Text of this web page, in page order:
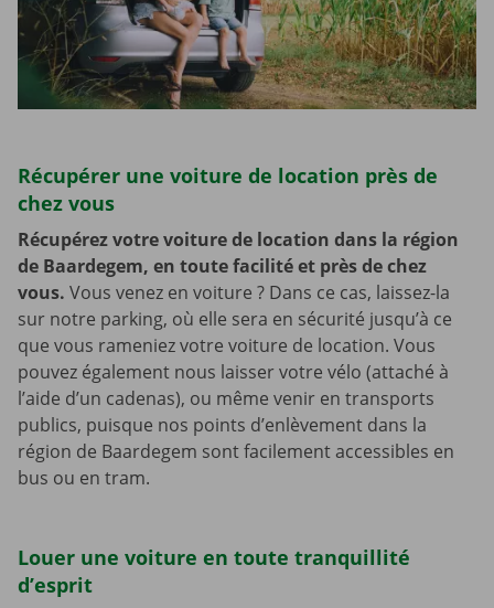
Récupérer une voiture de location près de
chez vous
Récupérez votre voiture de location dans la région
de Baardegem, en toute facilité et près de chez
vous. Vous venez en voiture ? Dans ce cas, laissez-la
sur notre parking, où elle sera en sécurité jusqu’à ce
que vous rameniez votre voiture de location. Vous
pouvez également nous laisser votre vélo (attaché à
l’aide d’un cadenas), ou même venir en transports
publics, puisque nos points d’enlèvement dans la
région de Baardegem sont facilement accessibles en
bus ou en tram.
Louer une voiture en toute tranquillité
d’esprit